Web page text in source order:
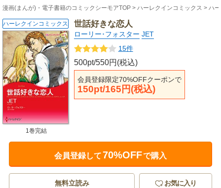
漫画(まんが)・電子書籍のコミックシーモアTOP ハーレクインコミックス ハ
世話好きな恋人
ローリー･フォスター JET
15件
500pt/550円(税込)
会員登録限定70%OFFクーポンで
150pt/165円(税込)
ハーレクインコミックス
1巻完結
会員登録して70%OFFで購入
無料立読み お気に入り